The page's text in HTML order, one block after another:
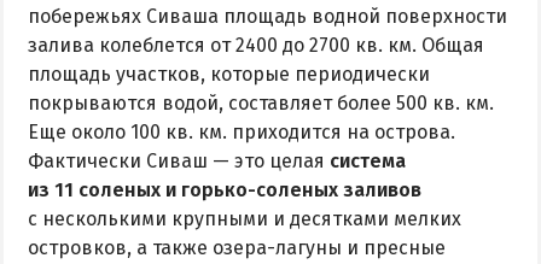
Виндсерфинг
Рыбалка
ЭКСКУРСИИ И МАРШРУТЫ
Аскания-Нова
Остров Папанина
Остров Бирючий
побережьях Сиваша площадь водной поверхности
залива колеблется от 2400 до 2700 кв. км. Общая
площадь участков, которые периодически
покрываются водой, составляет более 500 кв. км.
Еще около 100 кв. км. приходится на острова.
Фактически Сиваш — это целая система
из 11 соленых и горько-соленых заливов
с несколькими крупными и десятками мелких
островков, а также озера-лагуны и пресные